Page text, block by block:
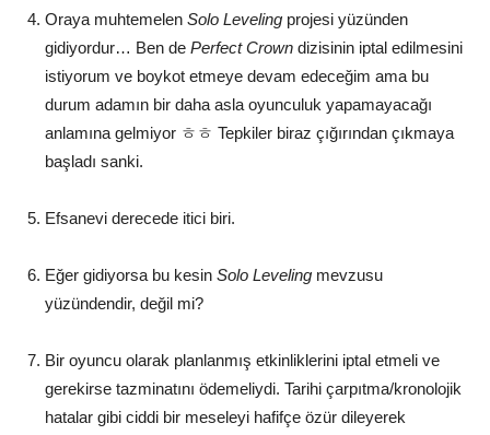
Oraya muhtemelen Solo Leveling projesi yüzünden
gidiyordur… Ben de Perfect Crown dizisinin iptal edilmesini
istiyorum ve boykot etmeye devam edeceğim ama bu
durum adamın bir daha asla oyunculuk yapamayacağı
anlamına gelmiyor ㅎㅎ Tepkiler biraz çığırından çıkmaya
başladı sanki.
Efsanevi derecede itici biri.
Eğer gidiyorsa bu kesin Solo Leveling mevzusu
yüzündendir, değil mi?
Bir oyuncu olarak planlanmış etkinliklerini iptal etmeli ve
gerekirse tazminatını ödemeliydi. Tarihi çarpıtma/kronolojik
hatalar gibi ciddi bir meseleyi hafifçe özür dileyerek